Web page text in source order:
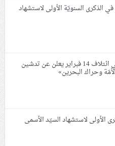
الذكرى السنويّة الأولى لاستشهاد
المجلس السيّاسيّ في ائتلاف 14 فبراير يعلن عن تدشين
وحراك البحرين»
الأولى لاستشهاد السيّد الأسمى